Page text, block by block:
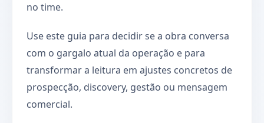
no time.
Use este guia para decidir se a obra conversa
com o gargalo atual da operação e para
transformar a leitura em ajustes concretos de
prospecção, discovery, gestão ou mensagem
comercial.